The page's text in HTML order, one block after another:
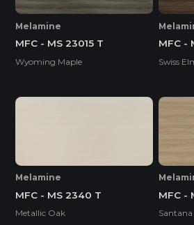
Melamine
MFC - MS 23015 T
Wyoming Maple
MFC -
Swiss
Melamine
MFC - MS 2340 T
Metallic Oak
MFC -
Santana